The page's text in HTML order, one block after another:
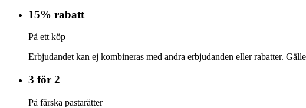
15% rabatt
På ett köp
Erbjudandet kan ej kombineras med andra erbjudanden eller rabatter.
3 för 2
På färska pastarätter